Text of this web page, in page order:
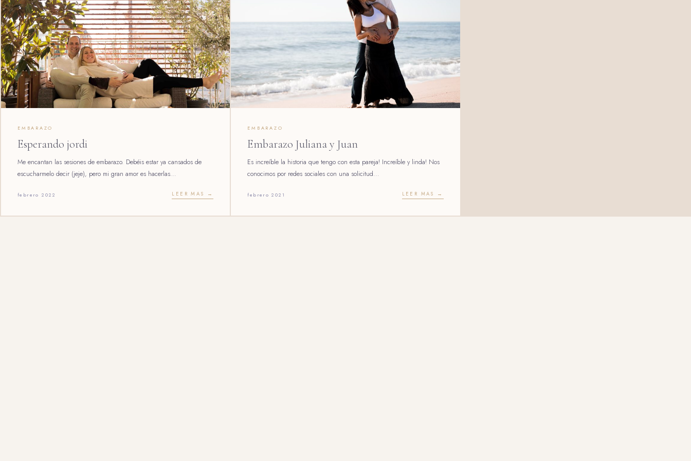
EMBARAZO
Esperando jordi
Me encantan las sesiones de embarazo. Debéis estar ya cansados de
escucharmelo decir (jeje), pero mi gran amor es hacerlas...
febrero 2022 LEER MAS →
EMBARAZO
Embarazo Juliana y Juan
Es increíble la historia que tengo con esta pareja! Increíble y linda! Nos
conocimos por redes sociales con una solicitud...
febrero 2021 LEER MAS →